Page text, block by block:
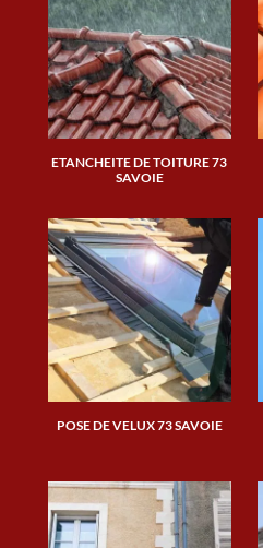
ETANCHEITE DE TOITURE 73
SAVOIE
POSE DE VELUX 73 SAVOIE